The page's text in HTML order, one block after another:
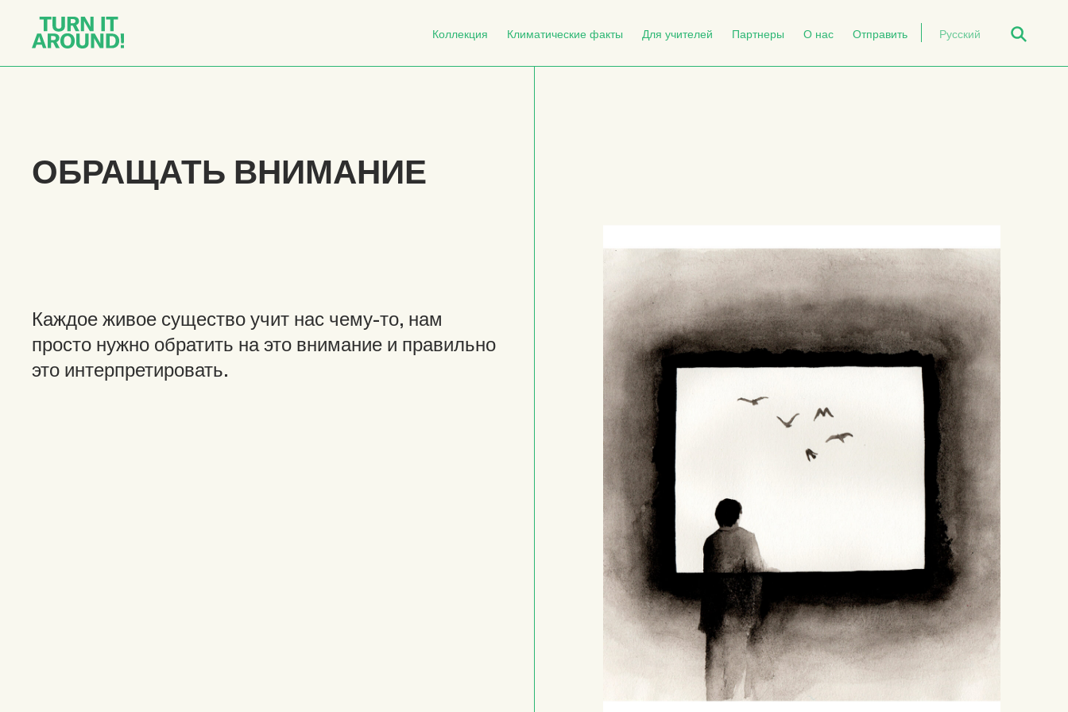
Коллекция Климатические факты Для учителей Партнеры О нас Отправить Русский
ОБРАЩАТЬ ВНИМАНИЕ
Каждое живое существо учит нас чему-то, нам
просто нужно обратить на это внимание и правильно
это интерпретировать.